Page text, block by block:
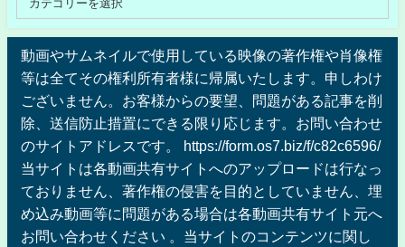
動画やサムネイルで使用している映像の著作権や肖像権
等は全てその権利所有者様に帰属いたします。申しわけ
ございません。お客様からの要望、問題がある記事を削
除、送信防止措置にできる限り応じます。お問い合わせ
のサイトアドレスです。 https://form.os7.biz/f/c82c6596/
当サイトは各動画共有サイトへのアップロードは行なっ
ておりません、著作権の侵害を目的としていません、埋
め込み動画等に問題がある場合は各動画共有サイト元へ
お問い合わせください 。当サイトのコンテンツに関し